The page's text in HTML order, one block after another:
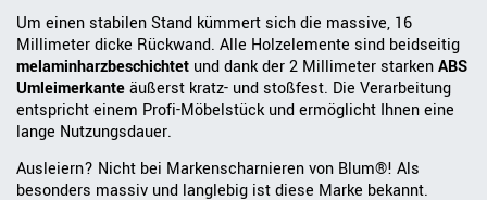
Um einen stabilen Stand kümmert sich die massive, 16
Millimeter dicke Rückwand. Alle Holzelemente sind beidseitig
melaminharzbeschichtet und dank der 2 Millimeter starkenABS
Umleimerkanteäußerst kratz- und stoßfest. Die Verarbeitung
entspricht einem Profi-Möbelstück und ermöglicht Ihnen eine
lange Nutzungsdauer.
Ausleiern? Nicht bei Markenscharnieren von Blum®! Als
besonders massiv und langlebig ist diese Marke bekannt.